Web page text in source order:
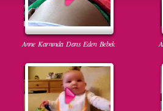
Anne Karnında Dans Eden Bebek